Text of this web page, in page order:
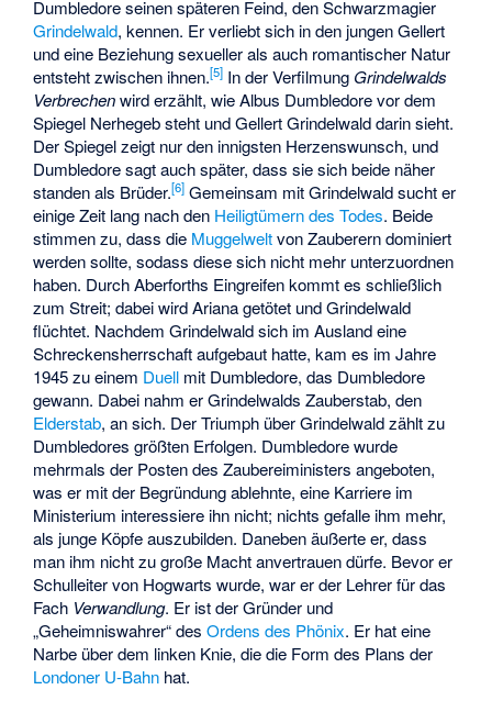
Dumbledore seinen späteren Feind, den Schwarzmagier
Grindelwald, kennen. Er verliebt sich in den jungen Gellert
und eine Beziehung sexueller als auch romantischer Natur
entsteht zwischen ihnen.[5] In der Verfilmung Grindelwalds
Verbrechenwird erzählt, wie Albus Dumbledore vor dem
Spiegel Nerhegebsteht und Gellert Grindelwald darin sieht.
Der Spiegel zeigt nur den innigsten Herzenswunsch, und
Dumbledore sagt auch später, dass sie sich beide näher
standen als Brüder.[6] Gemeinsam mit Grindelwald sucht er
einige Zeit lang nach den Heiligtümern des Todes. Beide
stimmen zu, dass die Muggelweltvon Zauberern dominiert
werden sollte, sodass diese sich nicht mehr unterzuordnen
haben. Durch Aberforths Eingreifen kommt es schließlich
zum Streit; dabei wird Ariana getötet und Grindelwald
flüchtet. Nachdem Grindelwald sich im Ausland eine
Schreckensherrschaft aufgebaut hatte, kam es im Jahre
1945 zu einem Duell mit Dumbledore, das Dumbledore
gewann. Dabei nahm er Grindelwalds Zauberstab, den
Elderstab, an sich. Der Triumph über Grindelwald zählt zu
Dumbledores größten Erfolgen. Dumbledore wurde
mehrmals der Posten des Zaubereiministers angeboten,
was er mit der Begründung ablehnte, eine Karriere im
Ministerium interessiere ihn nicht; nichts gefalle ihm mehr,
als junge Köpfe auszubilden. Daneben äußerte er, dass
man ihm nicht zu große Macht anvertrauen dürfe. Bevor er
Schulleiter von Hogwarts wurde, war er der Lehrer für das
Fach Verwandlung. Er ist der Gründer und
„Geheimniswahrer“ desOrdens des Phönix. Er hat eine
Narbe über dem linken Knie, die die Form des Plans der
Londoner U-Bahn hat.